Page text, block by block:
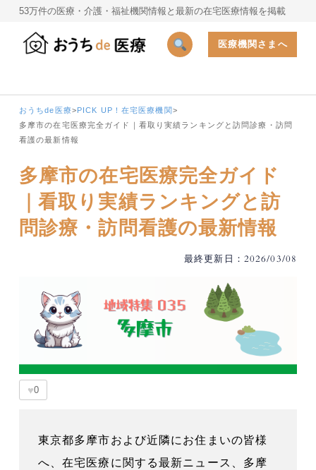
53万件の医療・介護・福祉機関情報と最新の在宅医療情報を掲載
医療機関さまへ
おうちde医療>PICK UP！在宅医療機関>
多摩市の在宅医療完全ガイド｜看取り実績ランキングと訪問診療・訪問
看護の最新情報
多摩市の在宅医療完全ガイド
｜看取り実績ランキングと訪
問診療・訪問看護の最新情報
最終更新日：2026/03/08
♥0
東京都多摩市および近隣にお住まいの皆様
へ、在宅医療に関する最新ニュース、多摩